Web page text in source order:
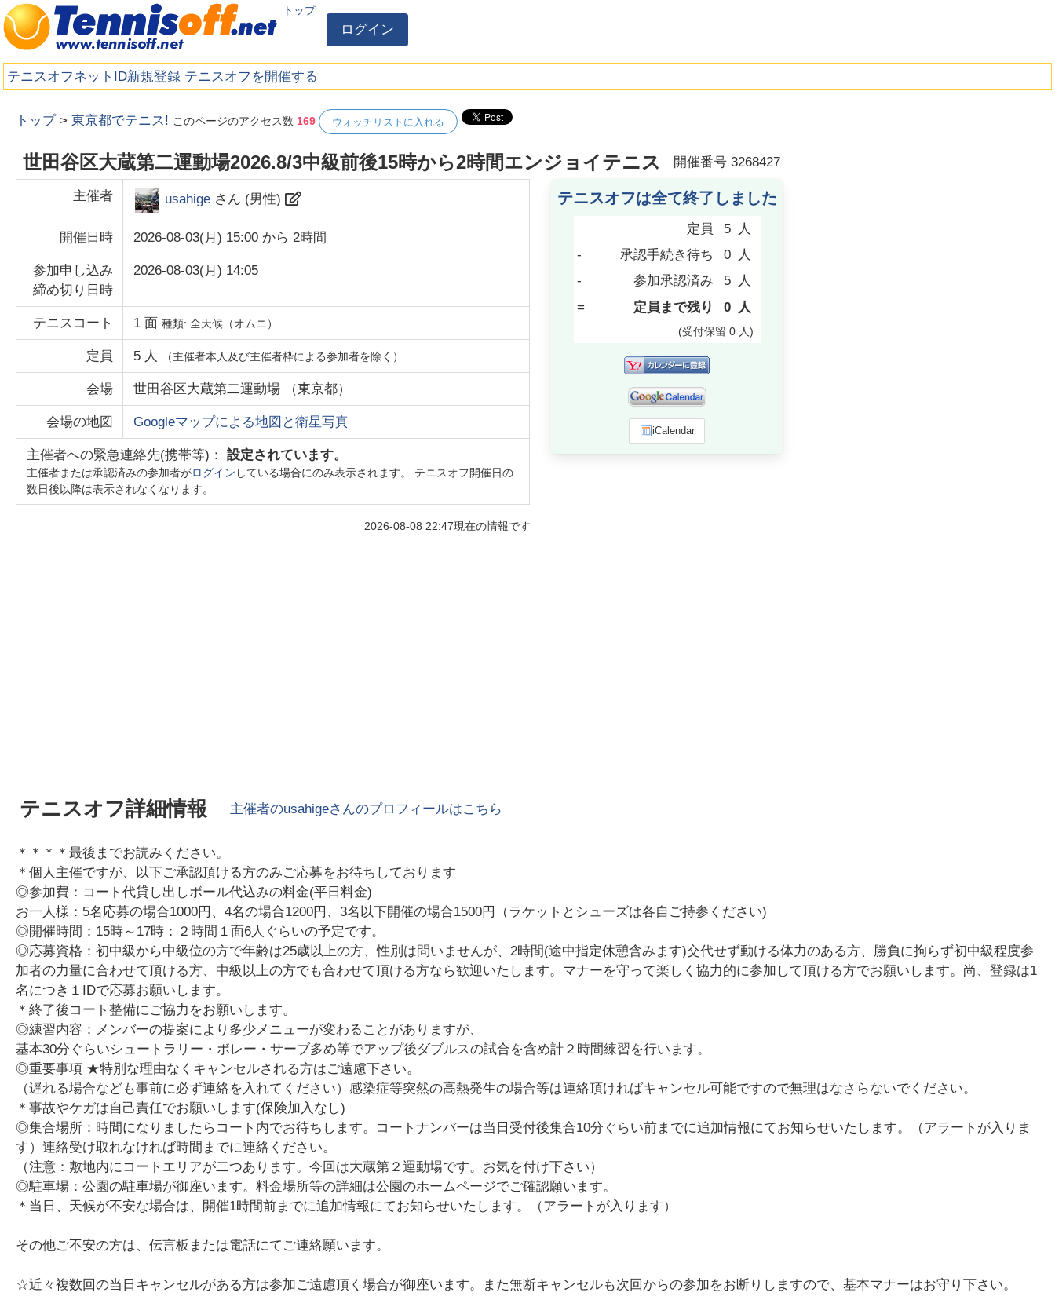
トップ
ログイン
テニスオフネットID新規登録 テニスオフを開催する
トップ >東京都でテニス! このページのアクセス数 169 ウォッチリストに入れる
世田谷区大蔵第二運動場2026.8/3中級前後15時から2時間エンジョイテニス 開催番号 3268427
主催者 usahige さん (男性)
開催日時 2026-08-03(月) 15:00 から2時間
参加申し込み
締め切り日時
2026-08-03(月) 14:05
テニスコート 1 面種類:全天候（オムニ）
定員 5 人 （主催者本人及び主催者枠による参加者を除く）
会場 世田谷区大蔵第二運動場 （東京都）
会場の地図 Googleマップによる地図と衛星写真
主催者への緊急連絡先(携帯等)：設定されています。
主催者または承認済みの参加者がログイン している場合にのみ表示されます。 テニスオフ開催日の
数日後以降は表示されなくなります。
2026-08-08 22:47現在の情報です
テニスオフは全て終了しました
定員 5
人
-
承認手続き待ち 0
人
-
参加承認済み 5
人
=
定員まで残り 0 人
(受付保留0 人)
iCalendar
テニスオフ詳細情報 主催者のusahigeさんのプロフィールはこちら
＊＊＊＊最後までお読みください。
＊個人主催ですが、以下ご承認頂ける方のみご応募をお待ちしております
◎参加費：コート代貸し出しボール代込みの料金(平日料金)
お一人様：5名応募の場合1000円、4名の場合1200円、3名以下開催の場合1500円（ラケットとシューズは各自ご持参ください)
◎開催時間：15時～17時：２時間１面6人ぐらいの予定です。
◎応募資格：初中級から中級位の方で年齢は25歳以上の方、性別は問いませんが、2時間(途中指定休憩含みます)交代せず動ける体力のある方、勝負に拘らず初中級程度参
加者の力量に合わせて頂ける方、中級以上の方でも合わせて頂ける方なら歓迎いたします。マナーを守って楽しく協力的に参加して頂ける方でお願いします。尚、登録は1
名につき１IDで応募お願いします。
＊終了後コート整備にご協力をお願いします。
◎練習内容：メンバーの提案により多少メニューが変わることがありますが、
基本30分ぐらいシュートラリー・ボレー・サーブ多め等でアップ後ダブルスの試合を含め計２時間練習を行います。
◎重要事項 ★特別な理由なくキャンセルされる方はご遠慮下さい。
（遅れる場合なども事前に必ず連絡を入れてください）感染症等突然の高熱発生の場合等は連絡頂ければキャンセル可能ですので無理はなさらないでください。
＊事故やケガは自己責任でお願いします(保険加入なし)
◎集合場所：時間になりましたらコート内でお待ちします。コートナンバーは当日受付後集合10分ぐらい前までに追加情報にてお知らせいたします。（アラートが入りま
す）連絡受け取れなければ時間までに連絡ください。
（注意：敷地内にコートエリアが二つあります。今回は大蔵第２運動場です。お気を付け下さい）
◎駐車場：公園の駐車場が御座います。料金場所等の詳細は公園のホームページでご確認願います。
＊当日、天候が不安な場合は、開催1時間前までに追加情報にてお知らせいたします。（アラートが入ります）
その他ご不安の方は、伝言板または電話にてご連絡願います。
☆近々複数回の当日キャンセルがある方は参加ご遠慮頂く場合が御座います。また無断キャンセルも次回からの参加をお断りしますので、基本マナーはお守り下さい。